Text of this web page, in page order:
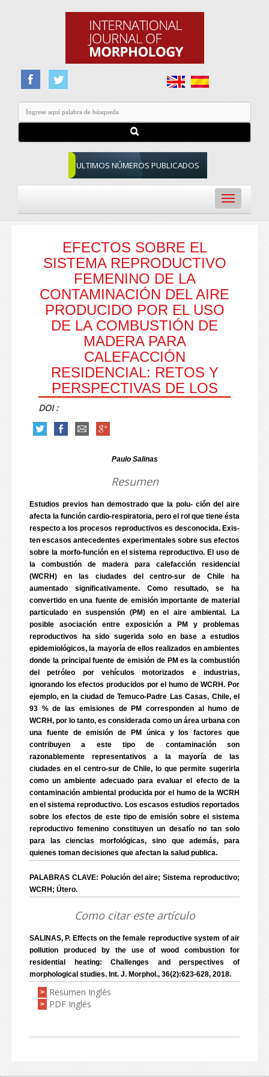
ULTIMOS NÚMEROS PUBLICADOS
Toggle
navigation
EFECTOS SOBRE EL
SISTEMA REPRODUCTIVO
FEMENINO DE LA
CONTAMINACIÓN DEL AIRE
PRODUCIDO POR EL USO
DE LA COMBUSTIÓN DE
MADERA PARA
CALEFACCIÓN
RESIDENCIAL: RETOS Y
PERSPECTIVAS DE LOS
DOI :
Paulo Salinas
Resumen
Estudios previos han demostrado que la polu- ción del aire
afecta la función cardio-respiratoria, pero el rol que tiene ésta
respecto a los procesos reproductivos es desconocida. Exis-
ten escasos antecedentes experimentales sobre sus efectos
sobre la morfo-función en el sistema reproductivo. El uso de
la combustión de madera para calefacción residencial
(WCRH) en las ciudades del centro-sur de Chile ha
aumentado significativamente. Como resultado, se ha
convertido en una fuente de emisión importante de material
particulado en suspensión (PM) en el aire ambiental. La
posible asociación entre exposición a PM y problemas
reproductivos ha sido sugerida solo en base a estudios
epidemiológicos, la mayoría de ellos realizados en ambientes
donde la principal fuente de emisión de PM es la combustión
del petróleo por vehículos motorizados e industrias,
ignorando los efectos producidos por el humo de WCRH. Por
ejemplo, en la ciudad de Temuco-Padre Las Casas, Chile, el
93 % de las emisiones de PM corresponden al humo de
WCRH, por lo tanto, es considerada como un área urbana con
una fuente de emisión de PM única y los factores que
contribuyen a este tipo de contaminación son
razonablemente representativos a la mayoría de las
ciudades en el centro-sur de Chile, lo que permite sugerirla
como un ambiente adecuado para evaluar el efecto de la
contaminación ambiental producida por el humo de la WCRH
en el sistema reproductivo. Los escasos estudios reportados
sobre los efectos de este tipo de emisión sobre el sistema
reproductivo femenino constituyen un desafío no tan solo
para las ciencias morfológicas, sino que además, para
quienes toman decisiones que afectan la salud publica.
PALABRAS CLAVE: Polución del aire; Sistema reproductivo;
WCRH; Útero.
Como citar este artículo
SALINAS, P. Effects on the female reproductive system of air
pollution produced by the use of wood combustion for
residential heating: Challenges and perspectives of
morphological studies. Int. J. Morphol., 36(2):623-628, 2018.
> Resumen Inglés
> PDF Inglés